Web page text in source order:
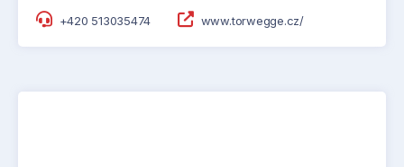
+420 513035474 www.torwegge.cz/